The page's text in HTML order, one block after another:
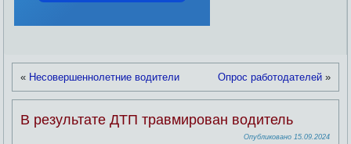
« Несовершеннолетние водители Опрос работодателей»
В результате ДТП травмирован водитель
Опубликовано 15.09.2024